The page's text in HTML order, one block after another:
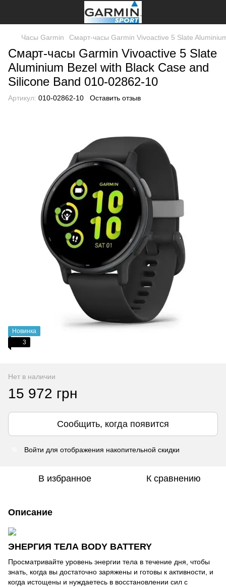
Часы Garmin Смарт-часы Garmin Vivoactive 5 Slate
Смарт-часы Garmin Vivoactive 5 Slate
Aluminium Bezel with Black Case and
Silicone Band 010-02862-10
Артикул: 010-02862-10 Оставить отзыв
Новинка
3
Нет в наличии
15 972 грн
Сообщить, когда появится
Войти для отображения накопительной скидки
В избранное К сравнению
Описание
ЭНЕРГИЯ ТЕЛА BODY BATTERY
Просматривайте уровень энергии тела в течение дня, чтобы
знать, когда вы достаточно заряжены и готовы к активности, и
когда истощены и нуждаетесь в восстановлении сил с